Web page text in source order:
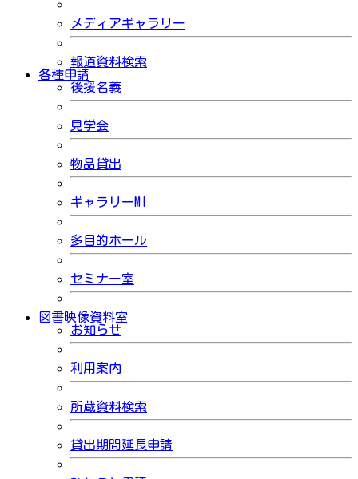
メディアギャラリー
報道資料検索
各種申請
後援名義
見学会
物品貸出
ギャラリーMI
多目的ホール
セミナー室
図書映像資料室
お知らせ
利用案内
所蔵資料検索
貸出期間延長申請